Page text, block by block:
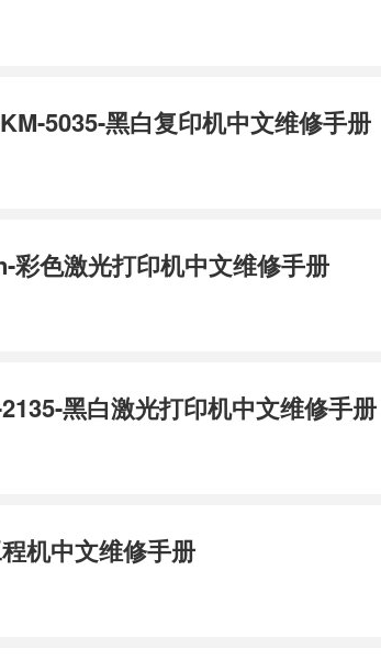
5035-黑白复印机中文维修手册
彩色激光打印机中文维修手册
黑白激光打印机中文维修手册
机中文维修手册